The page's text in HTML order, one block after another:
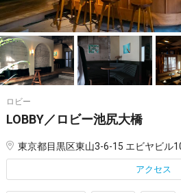
ロビー
LOBBY／ロビー池尻大橋
東京都目黒区東山3-6-15 エビヤビル
アクセス